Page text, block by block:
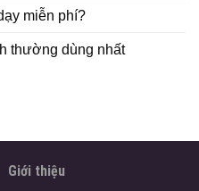
miễn phí?
thường dùng nhất
Giới thiệu